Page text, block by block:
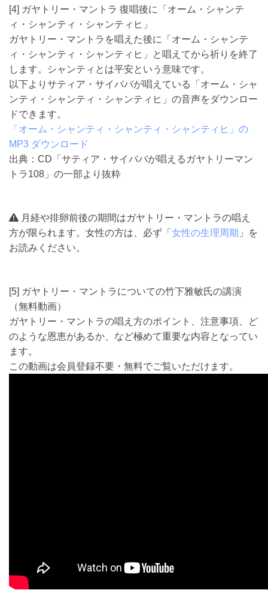
[4] ガヤトリー・マントラ 復唱後に「オーム・シャンテ
ィ・シャンティ・シャンティヒ」
ガヤトリー・マントラを唱えた後に「オーム・シャンテ
ィ・シャンティ・シャンティヒ」と唱えてから祈りを終了
します。
シャンティとは平安という意味です。
以下よりサティア・サイババが唱えている「オーム・シャ
ンティ・シャンティ・シャンティヒ」の音声をダウンロー
ドできます。
「オーム・シャンティ・シャンティ・シャンティヒ」の
MP3 ダウンロード
出典：CD「サティア・サイババが唱えるガヤトリーマン
トラ108」の一部より抜粋
月経や排卵前後の期間はガヤトリー・マントラの唱え
方が限られます。女性の方は、必ず「 女性の生理周期 」を
お読みください。
[5] ガヤトリー・マントラについての竹下雅敏氏の講演
（無料動画）
ガヤトリー・マントラの唱え方のポイント、注意事項、ど
のような恩恵があるか、など極めて重要な内容となってい
ます。
この動画は会員登録不要・無料でご覧いただけます。